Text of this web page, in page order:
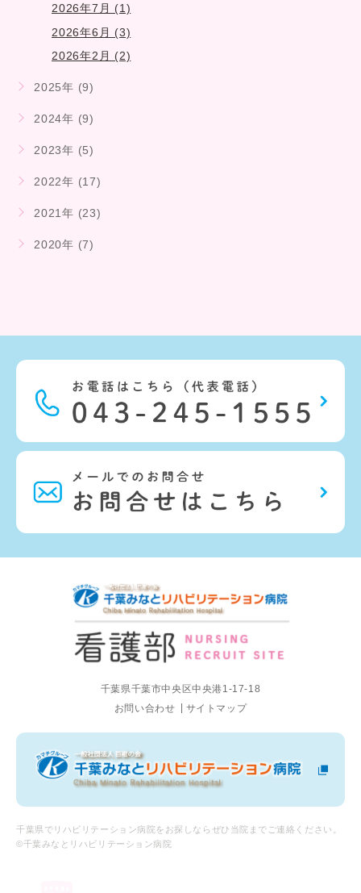
2026年7月 (1)
2026年6月 (3)
2026年2月 (2)
2025年 (9)
2024年 (9)
2023年 (5)
2022年 (17)
2021年 (23)
2020年 (7)
千葉県千葉市中央区中央港1-17-18
お問い合わせ
サイトマップ
千葉県でリハビリテーション病院をお探しならぜひ当院までご連絡ください。
©千葉みなとリハビリテーション病院